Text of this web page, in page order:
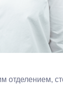
отделением,